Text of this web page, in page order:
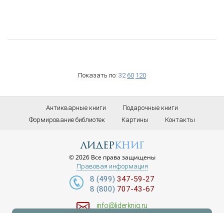
Показать по: 32 60 120
Антикварные книги
Подарочные книги
Формирование библиотек
Картины Контакты
лидеркниг
© 2026 Все права защищены
Правовая информация
8 (499) 347-59-27
8 (800) 707-43-67
info@liderknig.ru